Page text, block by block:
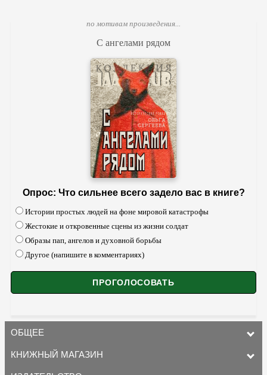
по мотивам произведения...
С ангелами рядом
Опрос: Что сильнее всего задело вас в книге?
Истории простых людей на фоне мировой катастрофы
Жестокие и откровенные сцены из жизни солдат
Образы пап, ангелов и духовной борьбы
Другое (напишите в комментариях)
ОБЩЕЕ
КНИЖНЫЙ МАГАЗИН